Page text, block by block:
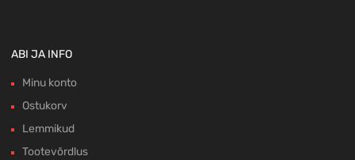
ABI JA INFO
Minu konto
Ostukorv
Lemmikud
Tootevõrdlus